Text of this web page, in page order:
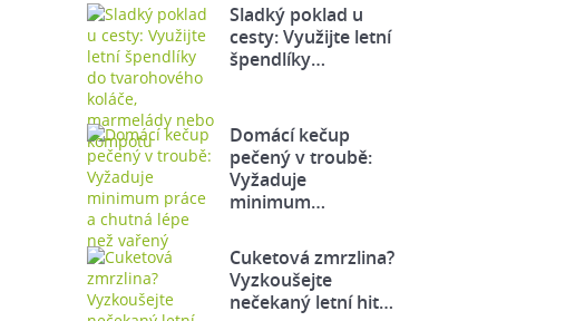
Sladký poklad u
cesty: Využijte letní
špendlíky…
Domácí kečup
pečený v troubě:
Vyžaduje
minimum…
Cuketová zmrzlina?
Vyzkoušejte
nečekaný letní hit…